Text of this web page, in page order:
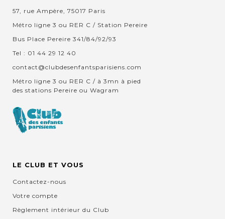
57, rue Ampère, 75017 Paris
Métro ligne 3 ou RER C / Station Pereire
Bus Place Pereire 341/84/92/93
Tel : 01 44 29 12 40
contact@clubdesenfantsparisiens.com
Métro ligne 3 ou RER C / à 3mn à pied
des stations Pereire ou Wagram
LE CLUB ET VOUS
Contactez-nous
Votre compte
Règlement intérieur du Club